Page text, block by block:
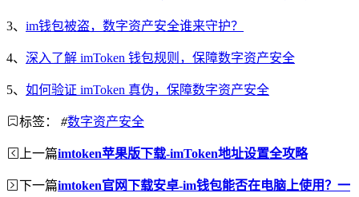
3、 im钱包被盗，数字资产安全谁来守护？
4、 深入了解 imToken 钱包规则，保障数字资产安全
5、 如何验证 imToken 真伪，保障数字资产安全
标签： #数字资产安全
上一篇imtoken苹果版下载-imToken地址设置全攻略
下一篇imtoken官网下载安卓-im钱包能否在电脑上使用？一